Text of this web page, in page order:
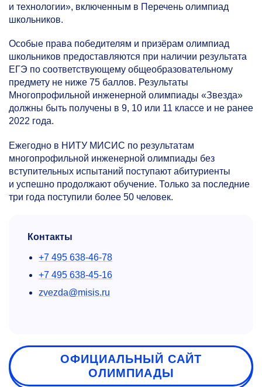
и технологии», включенным в Перечень олимпиад
школьников.
Особые права победителям и призёрам олимпиад
школьников предоставляются при наличии результата
ЕГЭ по соответствующему общеобразовательному
предмету не ниже 75 баллов. Результаты
Многопрофильной инженерной олимпиады «Звезда»
должны быть получены в 9, 10 или 11 классе и не ранее
2022 года.
Ежегодно в НИТУ МИСИС по результатам
многопрофильной инженерной олимпиады без
вступительных испытаний поступают абитуриенты
и успешно продолжают обучение. Только за последние
три года поступили более 50 человек.
Контакты
+7 495 638-46-78
+7 495 638-45-16
zvezda@misis.ru
ОФИЦИАЛЬНЫЙ САЙТ
ОЛИМПИАДЫ